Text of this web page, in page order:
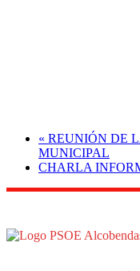
« REUNIÓN DE
MUNICIPAL
CHARLA